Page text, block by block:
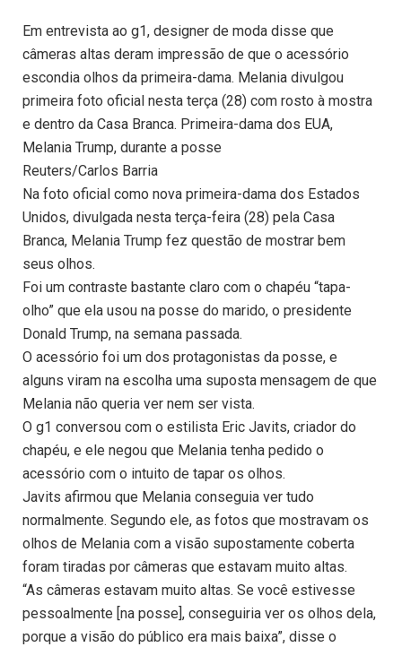
Em entrevista ao g1, designer de moda disse que
câmeras altas deram impressão de que o acessório
escondia olhos da primeira-dama. Melania divulgou
primeira foto oficial nesta terça (28) com rosto à mostra
e dentro da Casa Branca. Primeira-dama dos EUA,
Melania Trump, durante a posse
Reuters/Carlos Barria
Na foto oficial como nova primeira-dama dos Estados
Unidos, divulgada nesta terça-feira (28) pela Casa
Branca, Melania Trump fez questão de mostrar bem
seus olhos.
Foi um contraste bastante claro com o chapéu “tapa-
olho” que ela usou na posse do marido, o presidente
Donald Trump, na semana passada.
O acessório foi um dos protagonistas da posse, e
alguns viram na escolha uma suposta mensagem de que
Melania não queria ver nem ser vista.
O g1 conversou com o estilista Eric Javits, criador do
chapéu, e ele negou que Melania tenha pedido o
acessório com o intuito de tapar os olhos.
Javits afirmou que Melania conseguia ver tudo
normalmente. Segundo ele, as fotos que mostravam os
olhos de Melania com a visão supostamente coberta
foram tiradas por câmeras que estavam muito altas.
“As câmeras estavam muito altas. Se você estivesse
pessoalmente [na posse], conseguiria ver os olhos dela,
porque a visão do público era mais baixa”, disse o